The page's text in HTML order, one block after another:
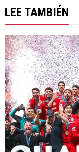
LEE TAMBIÉN